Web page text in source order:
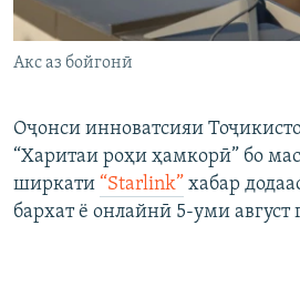
Акс аз бойгонӣ
Оҷонси инноватсияи
“Харитаи роҳи ҳамкорӣ” бо
ширкати “Starlink” хабар
бархат ё онлайнӣ 5-уми август